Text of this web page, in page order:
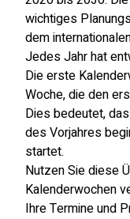
wichtiges
dem
Jedes Jahr hat
Die erste
Woche, die den
Dies bedeutet,
des Vorjahres
startet.
Nutzen Sie diese
Kalenderwochen
Ihre Termine und